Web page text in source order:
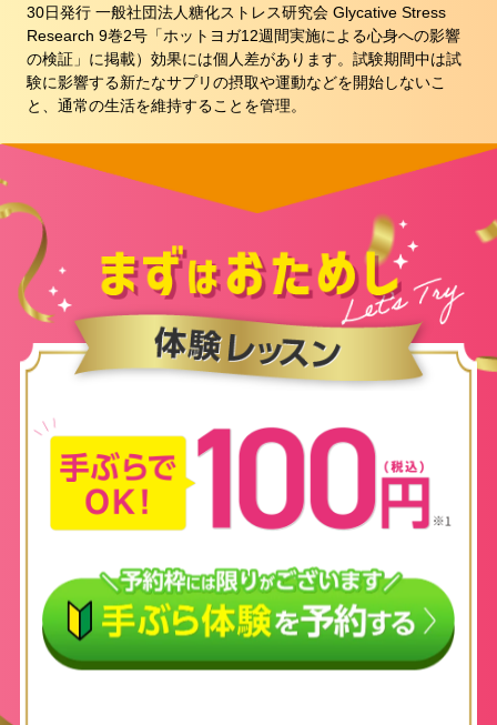
30日発行 一般社団法人糖化ストレス研究会 Glycative Stress
Research 9巻2号「ホットヨガ12週間実施による心身への影響
の検証」に掲載）効果には個人差があります。試験期間中は試
験に影響する新たなサプリの摂取や運動などを開始しないこ
と、通常の生活を維持することを管理。